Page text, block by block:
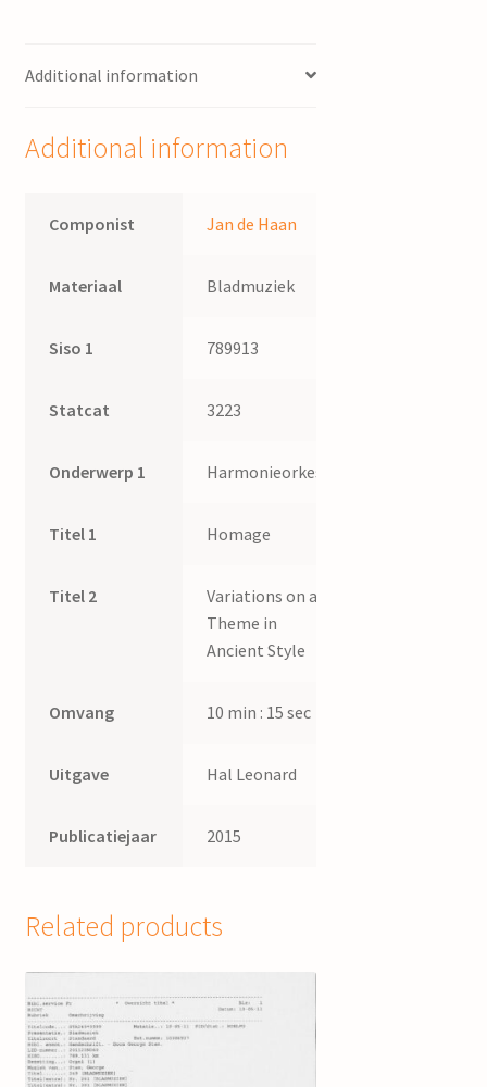
Additional information
Additional information
Componist Jan de Haan
Materiaal Bladmuziek
Siso 1 789913
Statcat 3223
Onderwerp 1 Harmonieorkest
Titel 1 Homage
Titel 2
Variations on a
Theme in
Ancient Style
Omvang 10 min : 15 sec
Uitgave Hal Leonard
Publicatiejaar 2015
Related products